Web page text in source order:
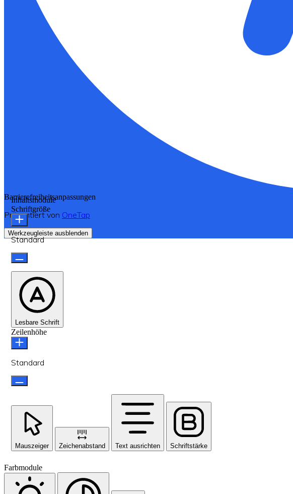
Barrierefreiheitsanpassungen
Präsentiert von OneTap
Werkzeugleiste ausblenden
Inhaltsmodule
Schriftgröße
Standard
Lesbare Schrift
Zeilenhöhe
Standard
Mauszeiger Zeichenabstand Text ausrichten Schriftstärke
Farbmodule